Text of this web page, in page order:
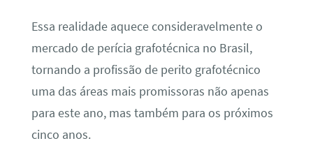
Essa realidade aquece consideravelmente o
mercado de perícia grafotécnica no Brasil,
tornando a profissão de perito grafotécnico
uma das áreas mais promissoras não apenas
para este ano, mas também para os próximos
cinco anos.